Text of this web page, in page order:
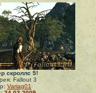
скроллс 5!
Fallout 3
Variag01